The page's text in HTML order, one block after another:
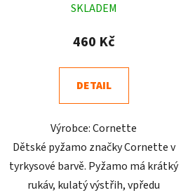
hodnocení
produktu
5,0
z
hvězdiček.
SKLADEM
460 Kč
DETAIL
Výrobce: Cornette
Dětské pyžamo značky Cornette v
tyrkysové barvě. Pyžamo má krátký
rukáv, kulatý výstřih, vpředu